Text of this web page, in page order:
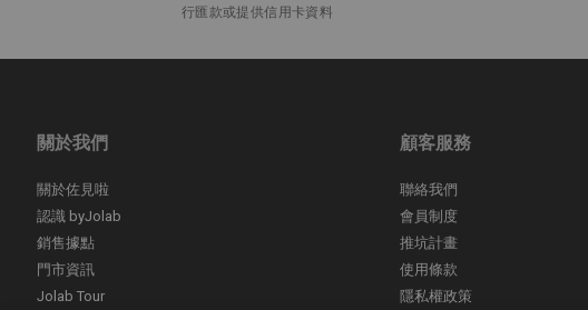
行匯款或提供信用卡資料
關於我們
關於佐見啦
認識 byJolab
銷售據點
門市資訊
Jolab Tour
顧客服務
聯絡我們
會員制度
推坑計畫
使用條款
隱私權政策